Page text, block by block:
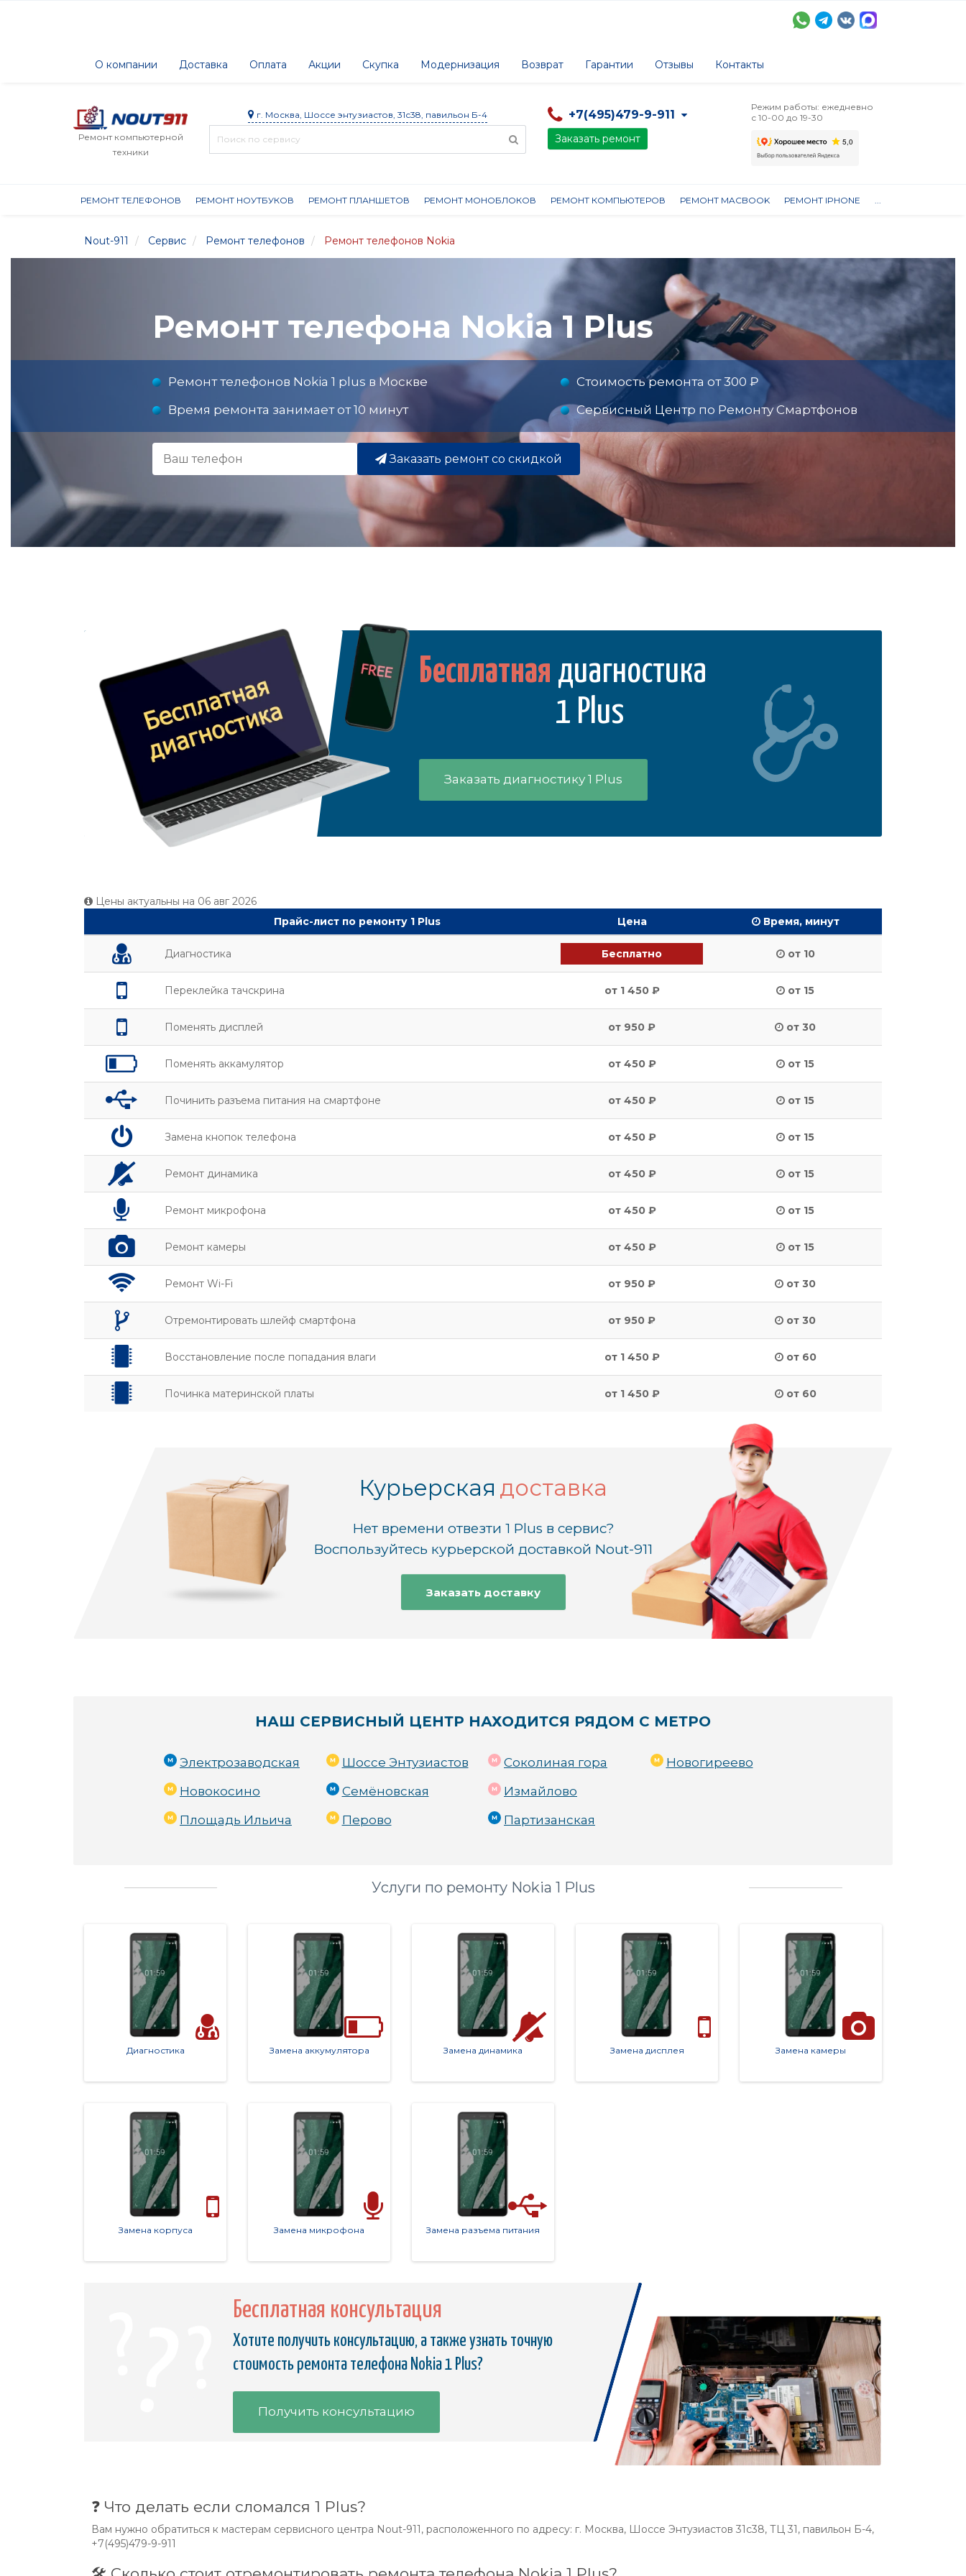
О компании Доставка Оплата Акции Скупка Модернизация Возврат Гарантии Отзывы Контакты
Ремонт компьютерной
техники
г. Москва, Шоссе энтузиастов, 31с38, павильон Б-4 +7(495)479-9-911
Заказать ремонт
Режим работы: ежедневно
с 10-00 до 19-30
РЕМОНТ ТЕЛЕФОНОВ РЕМОНТ НОУТБУКОВ РЕМОНТ ПЛАНШЕТОВ РЕМОНТ МОНОБЛОКОВ РЕМОНТ КОМПЬЮТЕРОВ РЕМОНТ MACBOOK РЕМОНТ IPHONE ...
Nout-911 Сервис Ремонт телефонов Ремонт телефонов Nokia
Ремонт телефона Nokia 1 Plus
Ремонт телефонов Nokia 1 plus в Москве
Стоимость ремонта от 300 ₽
Время ремонта занимает от 10 минут
Сервисный Центр по Ремонту Смартфонов
Заказать ремонт со скидкой
Бесплатная диагностика
1 Plus
Заказать диагностику 1 Plus
Цены актуальны на 06 авг 2026
Прайс-лист по ремонту 1 Plus
Цена Время, минут
Диагностика Бесплатно от 10
Переклейка тачскрина от 1 450 ₽ от 15
Поменять дисплей от 950 ₽ от 30
Поменять аккамулятор от 450 ₽ от 15
Починить разъема питания на смартфоне от 450 ₽ от 15
Замена кнопок телефона от 450 ₽ от 15
Ремонт динамика от 450 ₽ от 15
Ремонт микрофона от 450 ₽ от 15
Ремонт камеры от 450 ₽ от 15
Ремонт Wi-Fi от 950 ₽ от 30
Отремонтировать шлейф смартфона от 950 ₽ от 30
Восстановление после попадания влаги от 1 450 ₽ от 60
Починка материнской платы от 1 450 ₽ от 60
Курьерская доставка
Нет времени отвезти 1 Plus в сервис?
Воспользуйтесь курьерской доставкой Nout-911
Заказать доставку
НАШ СЕРВИСНЫЙ ЦЕНТР НАХОДИТСЯ РЯДОМ С МЕТРО
Электрозаводская
Новокосино
Площадь Ильича
Шоссе Энтузиастов
Семёновская
Перово
Соколиная гора
Измайлово
Партизанская
Новогиреево
Услуги по ремонту Nokia 1 Plus
Диагностика Замена аккумулятора Замена динамика Замена дисплея Замена камеры
Замена корпуса Замена микрофона Замена разъема питания
Бесплатная консультация
Хотите получить консультацию, а также узнать точную
стоимость ремонта телефона Nokia 1 Plus?
Получить консультацию
❓ Что делать если сломался 1 Plus?
Вам нужно обратиться к мастерам сервисного центра Nout-911, расположенного по адресу: г. Москва, Шоссе Энтузиастов 31с38, ТЦ 31, павильон Б-4,
+7(495)479-9-911